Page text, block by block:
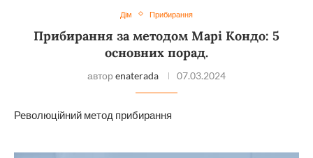
Дім Прибирання
Прибирання за методом Марі Кондо: 5
основних порад.
автор enaterada 07.03.2024
Революційний метод прибирання